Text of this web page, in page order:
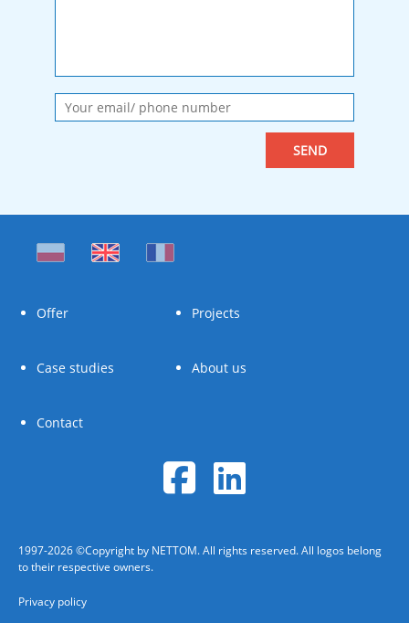
Offer Projects
Case studies About us
Contact
1997-2026 ©Copyright by NETTOM. All rights reserved. All logos belong
to their respective owners.
Privacy policy